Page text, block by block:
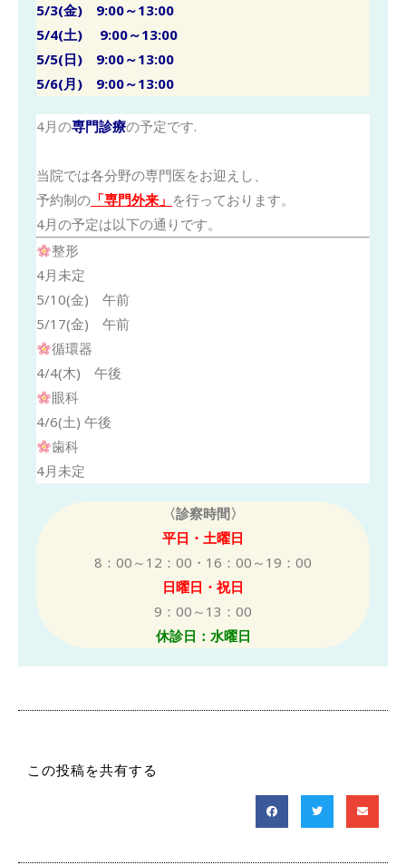
5/3(金) 9:00～13:00
5/4(土) 9:00～13:00
5/5(日) 9:00～13:00
5/6(月) 9:00～13:00
4月の専門診療の予定です.
当院では各分野の専門医をお迎えし、
予約制の 「専門外来」 を行っております。
4月の予定は以下の通りです。
整形
4月未定
5/10(金) 午前
5/17(金) 午前
循環器
4/4(木) 午後
眼科
4/6(土) 午後
歯科
4月未定
〈診察時間〉
平日・土曜日
8：00～12：00・16：00～19：00
日曜日・祝日
9：00～13：00
休診日：水曜日
この投稿を共有する